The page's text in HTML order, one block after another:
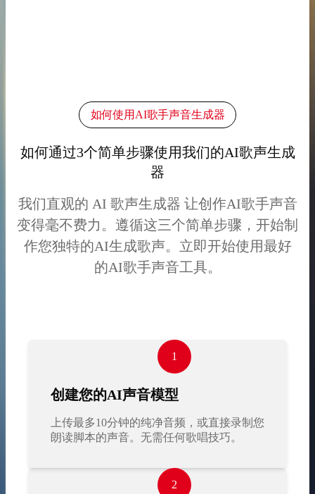
如何使用AI歌手声音生成器
如何通过3个简单步骤使用我们的AI歌声生成
器
我们直观的 AI 歌声生成器 让创作AI歌手声音
变得毫不费力。遵循这三个简单步骤，开始制
作您独特的AI生成歌声。立即开始使用最好
的AI歌手声音工具。
1
创建您的AI声音模型
上传最多10分钟的纯净音频，或直接录制您
朗读脚本的声音。无需任何歌唱技巧。
2